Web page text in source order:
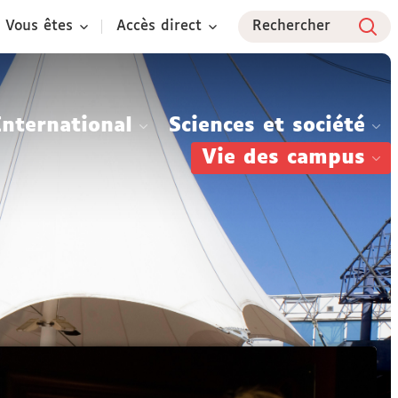
Vous êtes Accès direct Rechercher
Sciences et société
Vie des campus